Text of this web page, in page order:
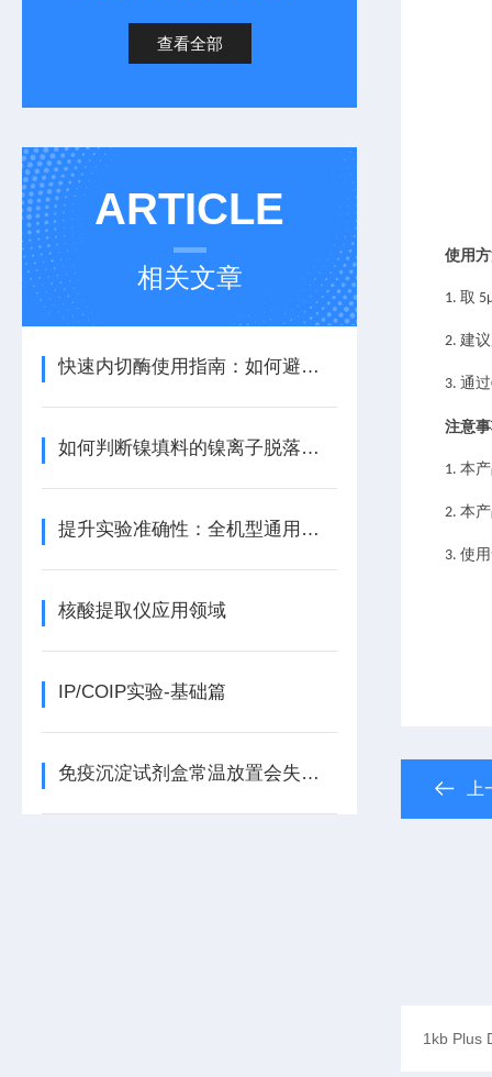
查看全部
ARTICLE
相关文章
快速内切酶使用指南：如何避免星状活性与提高特异性？
如何判断镍填料的镍离子脱落程度？
提升实验准确性：全机型通用荧光定量试剂的选择技巧
核酸提取仪应用领域
IP/COIP实验-基础篇
免疫沉淀试剂盒常温放置会失效吗？
使用
1. 取
2. 建
3. 通
注意
1. 本
2. 本
3. 使